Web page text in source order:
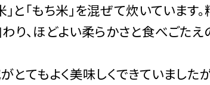
と「もち米」を混ぜて炊いています
り、ほどよい柔らかさと食べごた
とてもよく美味しくできていました